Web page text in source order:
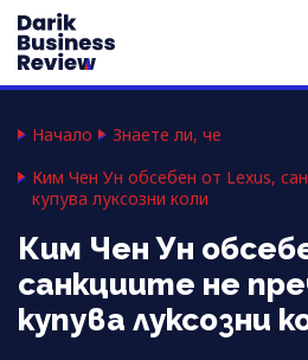
Начало
Знаете ли, че
Ким Чен Ун обсебен от Lexus,
купува луксозни коли
Ким Чен Ун
санкциите не
купува луксозни